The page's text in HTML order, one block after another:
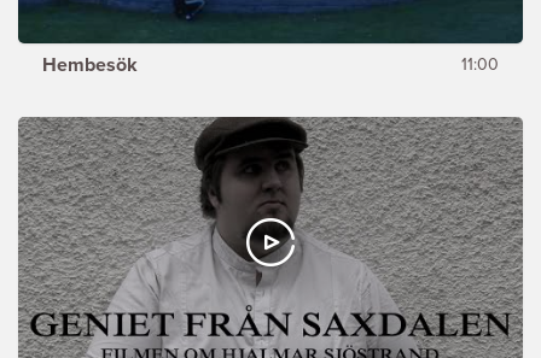
Hembesök 11:00